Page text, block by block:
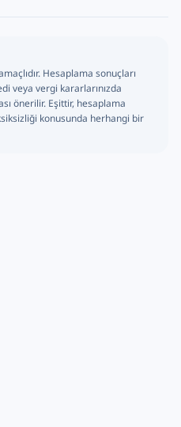
Hesaplama sonuçları
veya vergi kararlarınızda
önerilir. Eşittir, hesaplama
konusunda herhangi bir